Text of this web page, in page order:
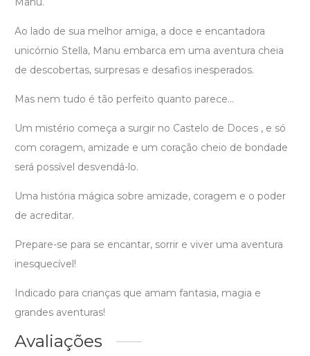
Ao lado de sua melhor amiga, a doce e encantadora
unicórnio Stella, Manu embarca em uma aventura cheia
de descobertas, surpresas e desafios inesperados.
Mas nem tudo é tão perfeito quanto parece…
Um mistério começa a surgir no Castelo de Doces , e só
com coragem, amizade e um coração cheio de bondade
será possível desvendá-lo.
Uma história mágica sobre amizade, coragem e o poder
de acreditar.
Prepare-se para se encantar, sorrir e viver uma aventura
inesquecível!
Indicado para crianças que amam fantasia, magia e
grandes aventuras!
Avaliações